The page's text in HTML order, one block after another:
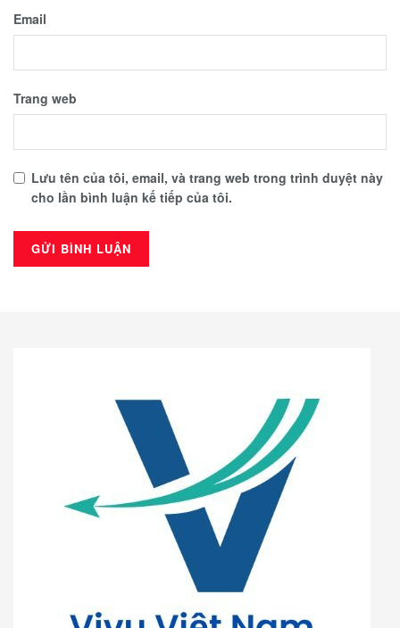
Email
Trang web
Lưu tên của tôi, email, và trang web trong trình duyệt này
cho lần bình luận kế tiếp của tôi.